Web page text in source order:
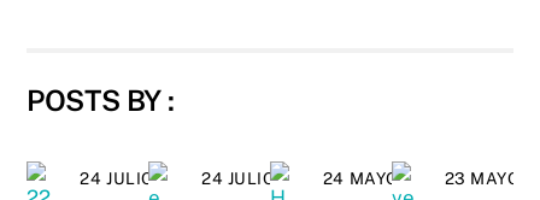
POSTS BY :
24 JULIO,
24 JULIO,
24 MAYO,
23 MAYO,